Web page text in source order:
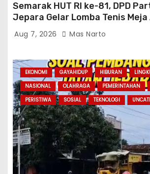
Semarak HUT RI ke-81, DPD
Jepara Gelar Lomba Tenis
Se-Kabupaten
Aug 7, 2026 Mas Narto
EKONOMI GAYAHIDUP HIBURAN
NASIONAL
OLAHRAGA PEMERINTAHAN
PERISTIWA
SOSIAL TEKNOLOGI